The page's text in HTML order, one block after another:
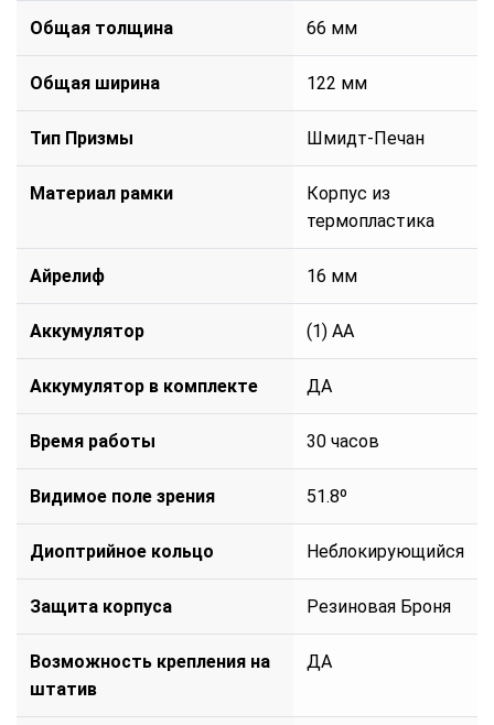
Общая толщина 66 мм
Общая ширина 122 мм
Тип Призмы Шмидт-Печан
Материал рамки
Корпус из
термопластика
Айрелиф 16 мм
Аккумулятор (1) AA
Аккумулятор в комплекте ДА
Время работы 30 часов
Видимое поле зрения 51.8º
Диоптрийное кольцо Неблокирующийся
Защита корпуса Резиновая Броня
Возможность крепления на
штатив
ДА